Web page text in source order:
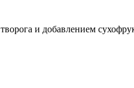
и добавлением